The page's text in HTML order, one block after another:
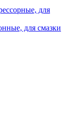
для
для смазки